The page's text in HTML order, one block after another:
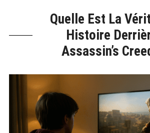
Quelle Est La
Histoire
Assassin’s